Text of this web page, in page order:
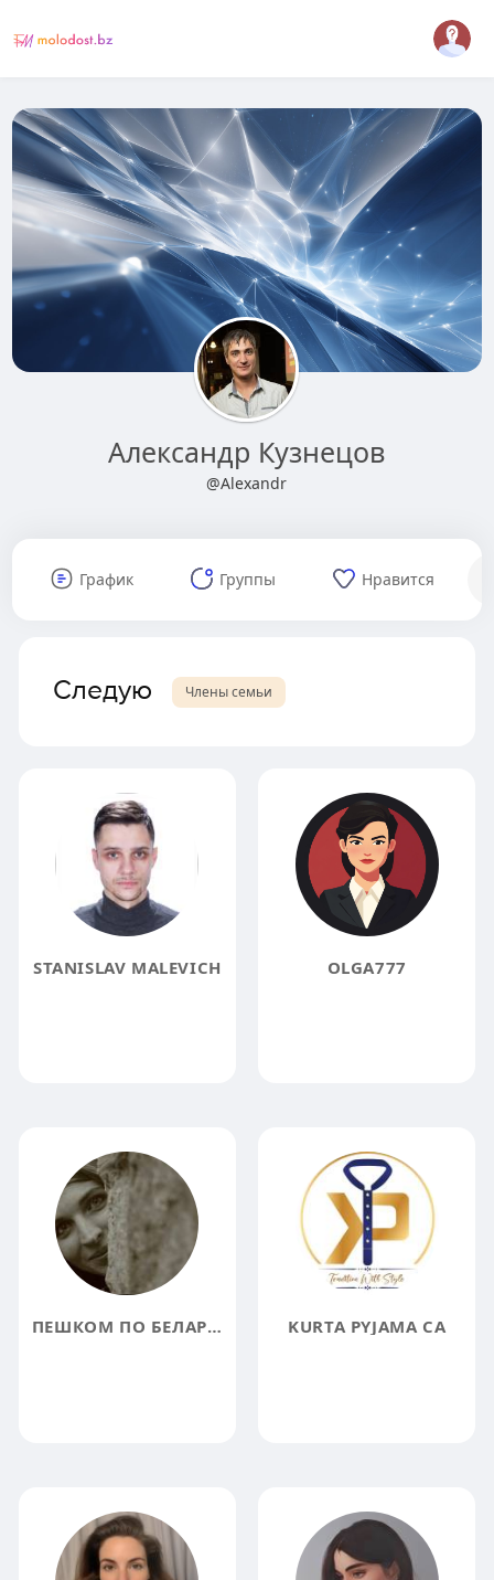
Александр Кузнецов
@Alexandr
График Группы Нравится
Следую Члены семьи
STANISLAV MALEVICH OLGA777
ПЕШКОМ ПО БЕЛАРУСИ: ВИРТУАЛЬНЫЙ ТУРИЗМ KURTA PYJAMA CA